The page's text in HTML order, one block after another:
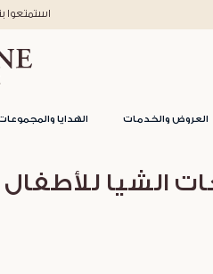
العروض والخدمات الهدايا
استمتعوا
الشيا